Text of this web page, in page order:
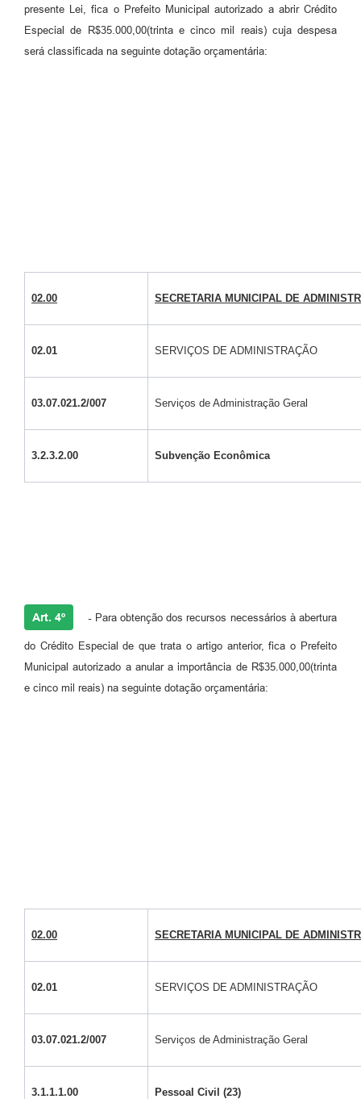
presente Lei, fica o Prefeito Municipal autorizado a abrir Crédito
Especial de R$35.000,00(trinta e cinco mil reais) cuja despesa
será classificada na seguinte dotação orçamentária:
02.00 SECRETARIA MUNICIPAL DE
02.01 SERVIÇOS DE ADMINISTRAÇÃO
03.07.021.2/007 Serviços de Administração Geral
3.2.3.2.00 Subvenção Econômica
Art. 4º - Para obtenção dos recursos necessários à abertura
do Crédito Especial de que trata o artigo anterior, fica o Prefeito
Municipal autorizado a anular a importância de R$35.000,00(trinta
e cinco mil reais) na seguinte dotação orçamentária:
02.00 SECRETARIA MUNICIPAL DE
02.01 SERVIÇOS DE ADMINISTRAÇÃO
03.07.021.2/007 Serviços de Administração Geral
3.1.1.1.00 Pessoal Civil (23)